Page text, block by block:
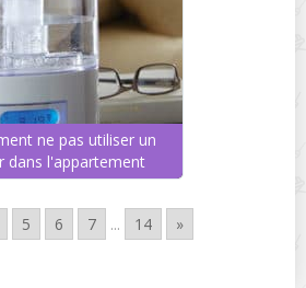
ne pas utiliser un
dans l'appartement
5 6 7 ... 14 »